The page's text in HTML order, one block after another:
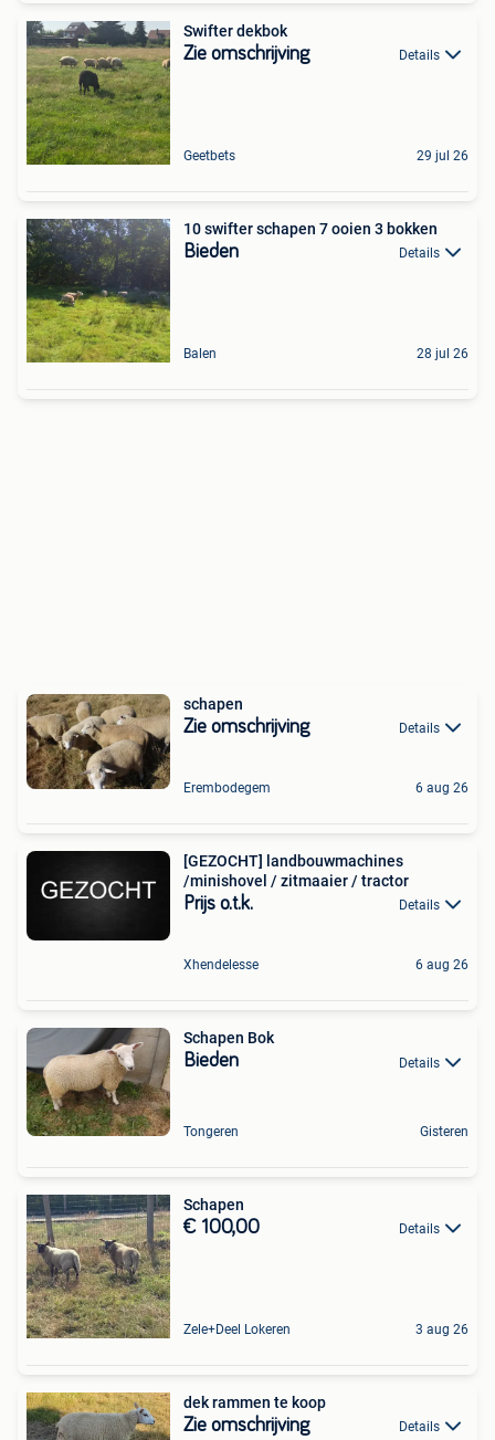
Swifter dekbok
Zie omschrijving Details
Geetbets 29 jul 26
10 swifter schapen 7 ooien 3 bokken
Bieden Details
Balen 28 jul 26
schapen
Zie omschrijving Details
Erembodegem 6 aug 26
[GEZOCHT] landbouwmachines
/minishovel / zitmaaier / tractor
Prijs o.t.k. Details
Xhendelesse 6 aug 26
Schapen Bok
Bieden Details
Tongeren Gisteren
Schapen
€ 100,00 Details
Zele+Deel Lokeren 3 aug 26
dek rammen te koop
Zie omschrijving Details